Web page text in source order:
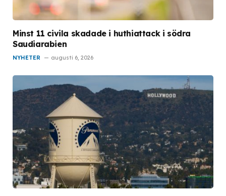
Minst 11 civila skadade i huthiattack i södra
Saudiarabien
NYHETER augusti 6, 2026